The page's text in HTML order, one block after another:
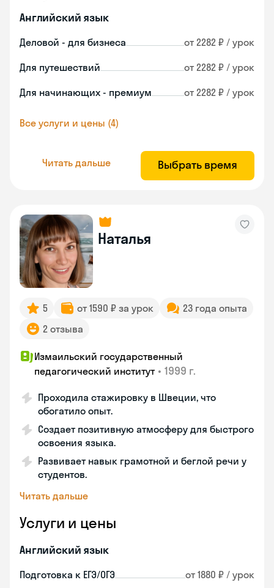
Английский язык
Деловой - для бизнеса от 2282 ₽ / урок
Для путешествий от 2282 ₽ / урок
Для начинающих - премиум от 2282 ₽ / урок
Все услуги и цены (4)
Читать дальше Выбрать время
Наталья
5 от 1590 ₽ за урок
23 года опыта
2 отзыва
Измаильский государственный
педагогический институт • 1999 г.
Проходила стажировку в Швеции, что
обогатило опыт.
Создает позитивную атмосферу для быстрого
освоения языка.
Развивает навык грамотной и беглой речи у
студентов.
Читать дальше
Услуги и цены
Английский язык
Подготовка к ЕГЭ/ОГЭ от 1880 ₽ / урок